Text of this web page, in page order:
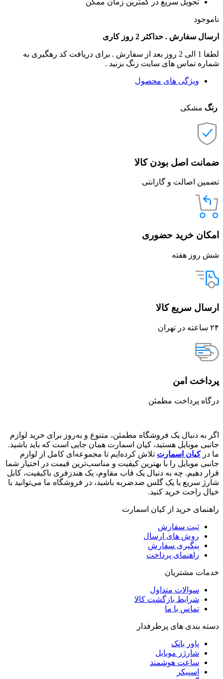
ناموجود
ارسال سفارش . حداکثر 2 روز کاری
لطفا 1 الی 2 روز بعد از سفارش . برای دریافت کد رهگیری به
شماره تماس های سایت زنگ بزنید .
ویژگی های محصول
رنگ مشکی
ضمانت اصل بودن کالا
تضمین اصالت و گارانتی
امکان خرید حضوری
شش روز هفته
ارسال سریع کالا
۲۴ ساعته در تهران
پرداخت امن
درگاه پرداخت مطمئن
اگر به دنبال یک فروشگاه مطمئن، متنوع و به‌روز برای خرید لوازم
جانبی موبایل هستید، کیان اسمارت همان جایی است که باید باشید.
ما درکیان اسمارت تلاش کرده‌ایم تا مجموعه‌ای کامل از لوازم
جانبی موبایل را با بهترین کیفیت و مناسب‌ترین قیمت در اختیار شما
قرار دهیم. چه به دنبال یک قاب مقاوم، یک هندزفری باکیفیت، کابل
شارژ سریع یا یک گلس ضدضربه باشید، در فروشگاه ما می‌توانید با
خیال راحت خرید کنید.
راهنمای خرید از کیان اسمارت
ثبت سفارش
روش‌ های ارسال
پیگیری سفارش
راهنمای پرداخت
خدمات مشتریان
سوالات متداول
شرایط بازگشت کالا
تماس با ما
دسته بندی های پرطرفدار
پاور بانک
شارژر موبایل
ساعت هوشمند
اسپیکر